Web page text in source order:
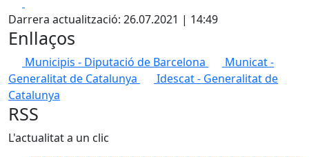
Darrera actualització: 26.07.2021 | 14:49
Enllaços
Municipis - Diputació de Barcelona
Municat -
Generalitat de Catalunya
Idescat - Generalitat de
Catalunya
RSS
L'actualitat a un clic